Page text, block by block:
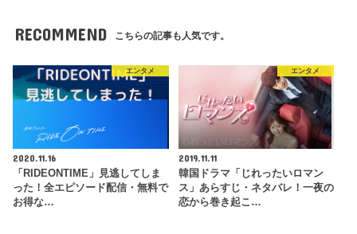
RECOMMEND こちらの記事も人気です。
エンタメ
2020.11.16
「RIDEONTIME」見逃してしま
った！全エピソード配信・無料で
お得な…
エンタメ
2019.11.11
韓国ドラマ「じれったいロマン
ス」あらすじ・ネタバレ！一夜の
恋から巻き起こ…